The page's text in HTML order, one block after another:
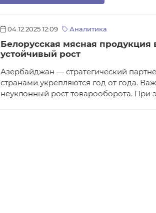
04.12.2025 12:09 Аналитика
Белорусская мясная
устойчивый рост
Азербайджан — стратегический
странами укрепляются год от года.
неуклонный рост товарооборота. При